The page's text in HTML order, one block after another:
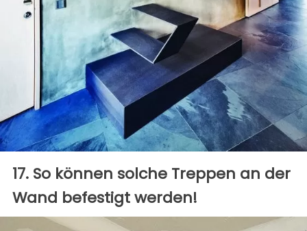
17. So können solche Treppen an der
Wand befestigt werden!